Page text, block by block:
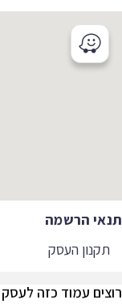
הרשמה
תקנון העסק
עמוד כזה לעסק